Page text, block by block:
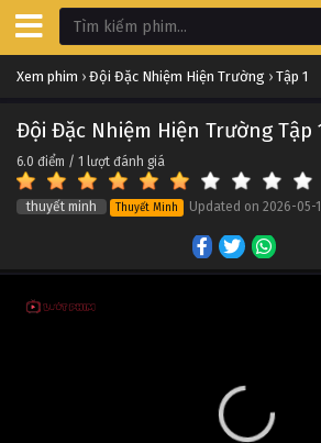
Xem phim › Đội Đặc Nhiệm Hiện Trường › Tập 1
Đội Đặc Nhiệm Hiện Trường Tập
6.0 điểm / 1 lượt đánh giá
thuyết minh Thuyết Minh Updated on 2026-05-
Tập 14
Đội Đặc Nhiệm Hiện
Đội Đặc Nhiệm Hiện
Tập 12
Đội Đặc Nhiệm Hiện
Đội Đặc Nhiệm Hiện